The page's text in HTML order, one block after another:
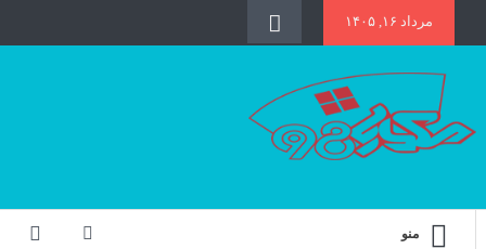
مرداد ۱۶, ۱۴۰۵
منو